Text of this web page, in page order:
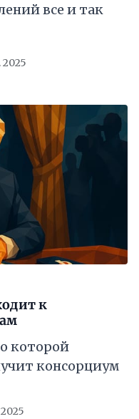
все и так
к
которой
консорциум